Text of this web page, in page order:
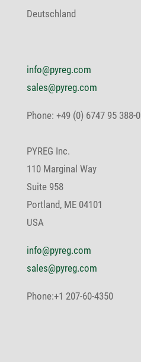
Deutsch­land
info@pyreg.com
sales@pyreg.com
Phone: +49 (0) 6747 95 388-0
PYREG Inc.
110 Marginal Way
Suite 958
Port­land, ME 04101
USA
info@pyreg.com
sales@pyreg.com
Phone:+1 207-60-4350